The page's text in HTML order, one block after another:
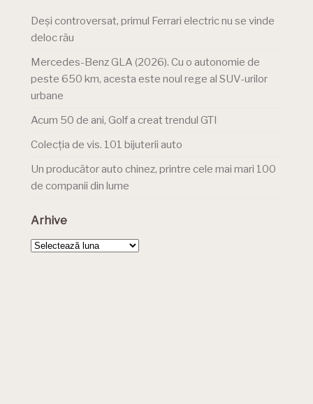
Deși controversat, primul Ferrari electric nu se vinde
deloc rău
Mercedes-Benz GLA (2026). Cu o autonomie de
peste 650 km, acesta este noul rege al SUV-urilor
urbane
Acum 50 de ani, Golf a creat trendul GTI
Colecția de vis. 101 bijuterii auto
Un producător auto chinez, printre cele mai mari 100
de companii din lume
Arhive
Arhive